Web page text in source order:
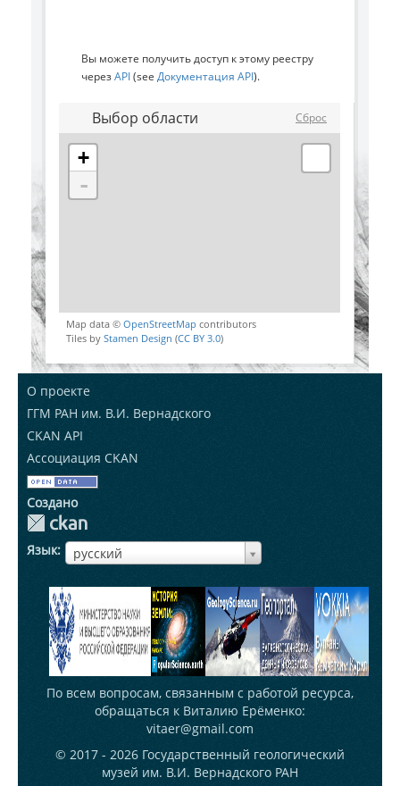
Вы можете получить доступ к этому реестру
черезAPI(see Документация API).
Выбор области Сброс
+
-
Map data © OpenStreetMap contributors
Tiles by Stamen Design (CC BY 3.0)
О проекте
ГГМ РАН им. В.И. Вернадского
CKAN API
Ассоциация CKAN
Создано
Язык русский
ЯзыкЯзык
По всем вопросам, связанным с работой ресурса,
обращаться к Виталию Ерёменко:
vitaer@gmail.com
© 2017 - 2026 Государственный геологический
музей им. В.И. Вернадского РАН